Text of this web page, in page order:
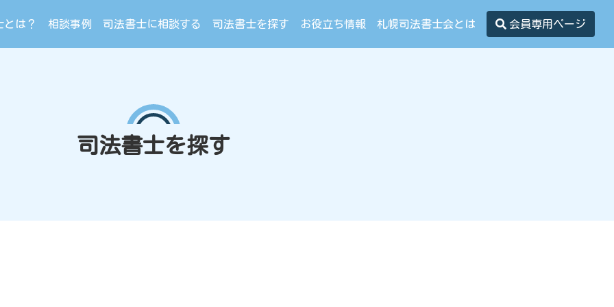
とは？ 相談事例 司法書士に相談する 司法書士を探す お役立ち情報 札幌司法書士会とは 会員専用ページ
司法書士を探す